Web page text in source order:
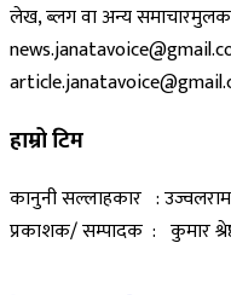
लेख, ब्लग वा अन्य समाचारमुलक
हाम्रो टिम
कानुनी सल्लाहकार : उज्वलराम
प्रकाशक/ सम्पादक : कुमार